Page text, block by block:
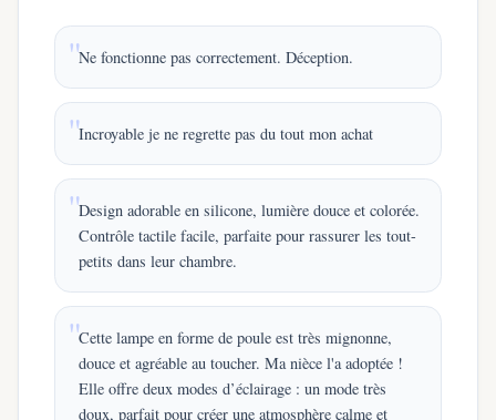
Ne fonctionne pas correctement. Déception.
Incroyable je ne regrette pas du tout mon achat
Design adorable en silicone, lumière douce et colorée.
Contrôle tactile facile, parfaite pour rassurer les tout-
petits dans leur chambre.
Cette lampe en forme de poule est très mignonne,
douce et agréable au toucher. Ma nièce l'a adoptée !
Elle offre deux modes d’éclairage : un mode très
doux, parfait pour créer une atmosphère calme et